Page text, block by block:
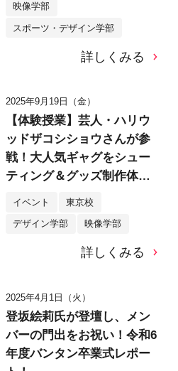
映像学部
スポーツ・デザイン学部
詳しくみる
2025年9月19日（金）
【体験授業】芸人・ハリウ
ッドザコシショウさんが参
戦！大人気ギャグをシュー
ティング＆グッズ制作体験
で「ええやん！」
イベント 東京校
デザイン学部 映像学部
詳しくみる
2025年4月1日（火）
登坂絵莉氏が登壇し、メン
バーの門出をお祝い！令和6
年度バンタン卒業式レポー